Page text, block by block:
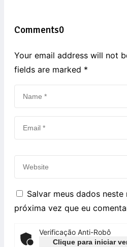
Comments0
Your email address will not
fields are marked *
Salvar meus dados
próxima vez que eu
Verificação Anti-Robô
Clique para iniciar